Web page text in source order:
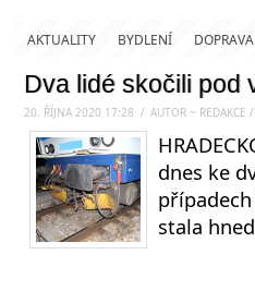
AKTUALITY BYDLENÍ DOPRAVA
Dva lidé skočili pod
20. ŘÍJNA 2020 17:28 / AUTOR ~ REDAKCE /
dnes ke
stala